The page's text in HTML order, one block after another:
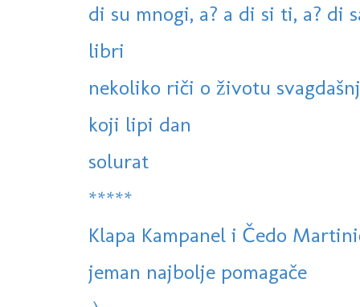
di su mnogi, a? a di si ti, a? di
libri
nekoliko riči o životu
koji lipi dan
solurat
*****
Klapa Kampanel i Čedo
jeman najbolje pomagače